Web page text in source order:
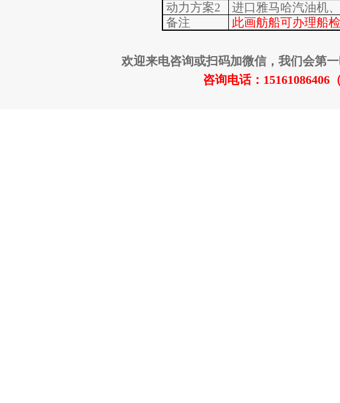
动力方案2
进口雅马哈汽油机
备注
此画舫船可办理船检
欢迎来电咨询或扫码加微信，我们会第
咨询电话： 15161086406